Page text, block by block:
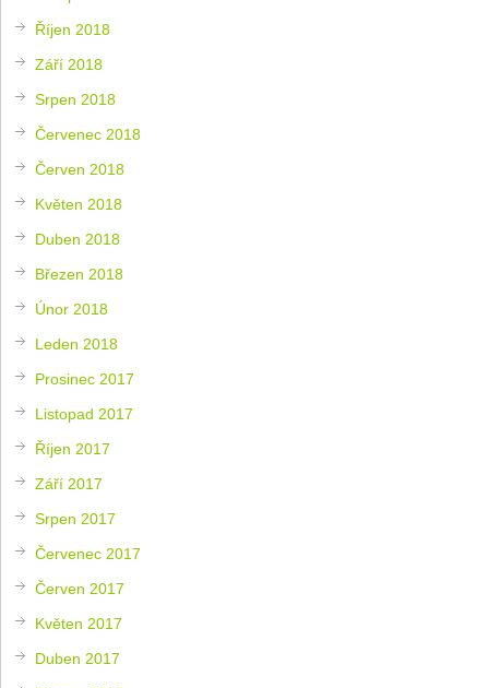
Říjen 2018
Září 2018
Srpen 2018
Červenec 2018
Červen 2018
Květen 2018
Duben 2018
Březen 2018
Únor 2018
Leden 2018
Prosinec 2017
Listopad 2017
Říjen 2017
Září 2017
Srpen 2017
Červenec 2017
Červen 2017
Květen 2017
Duben 2017